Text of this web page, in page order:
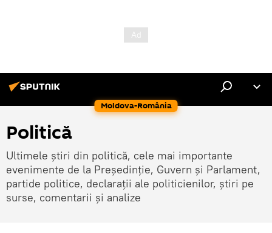
Moldova-România
Politică
Ultimele știri din politică, cele mai importante
evenimente de la Președinție, Guvern și Parlament,
partide politice, declarații ale politicienilor, știri pe
surse, comentarii și analize